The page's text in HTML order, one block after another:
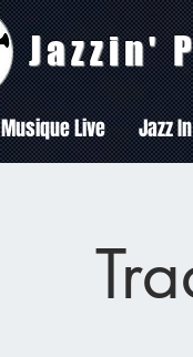
Jazzin'
Musique Live Jazz